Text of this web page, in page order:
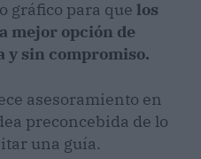
gráfico para que los
mejor opción de
y sin compromiso.
asesoramiento en
preconcebida de lo
una guía.